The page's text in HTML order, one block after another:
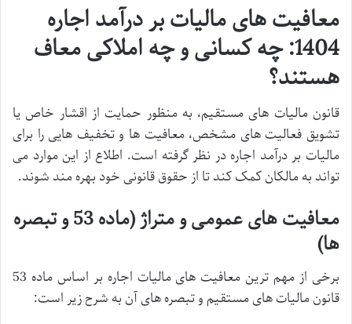
معافیت های مالیات بر درآمد اجاره
1404: چه کسانی و چه املاکی معاف
هستند؟
قانون مالیات های مستقیم، به منظور حمایت از اقشار خاص یا
تشویق فعالیت های مشخص، معافیت ها و تخفیف هایی را برای
مالیات بر درآمد اجاره در نظر گرفته است. اطلاع از این موارد می
تواند به مالکان کمک کند تا از حقوق قانونی خود بهره مند شوند.
معافیت های عمومی و متراژ (ماده 53 و تبصره
ها)
برخی از مهم ترین معافیت های مالیات اجاره بر اساس ماده 53
قانون مالیات های مستقیم و تبصره های آن به شرح زیر است: